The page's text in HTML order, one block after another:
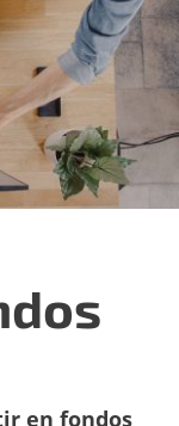
en fondos